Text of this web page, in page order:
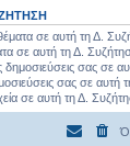
σε αυτή τη Δ.
σε αυτή τη Δ.
δημοσιεύσεις σας σε
σας σε αυτή
σε αυτή τη Δ.